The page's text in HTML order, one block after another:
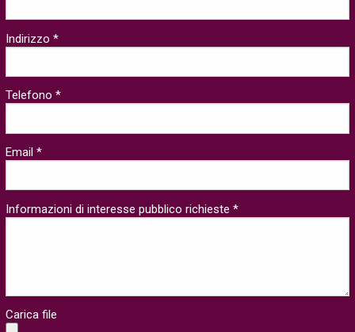
Indirizzo *
Telefono *
Email *
Informazioni di interesse pubblico richieste *
Carica file